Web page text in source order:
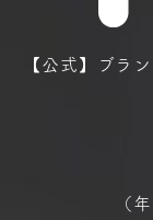
【公式】ブラ
（